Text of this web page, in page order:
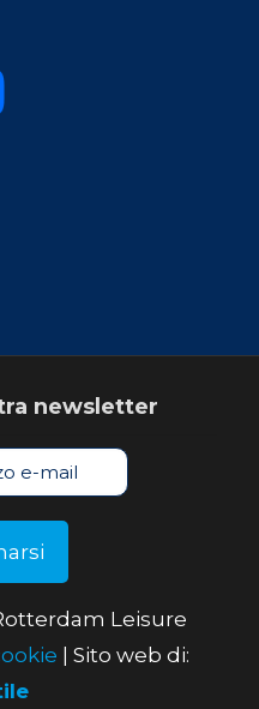
newsletter
Leisure
| Sito web di: